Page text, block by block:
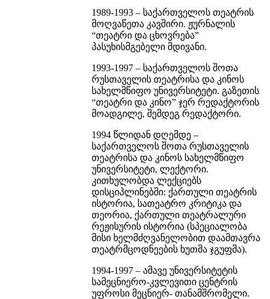
1989-1993 – საქართველოს თეატრის
მოღვაწეთა კავშირი. ჟურნალის
“თეატრი და ცხოვრება”
პასუხისმგებელი მდივანი.
1993-1997 – საქართველოს შოთა
რუსთაველის თეატრისა და კინოს
სახელმწიფო უნივერსიტეტი. გაზეთის
“თეატრი და კინო” ჯერ რედაქტორის
მოადგილე, შემდეგ რედაქტორი.
1994 წლიდან დღემდე –
საქართველოს შოთა რუსთაველის
თეატრისა და კინოს სახელმწიფო
უნივერსიტეტი, ლექტორი.
კითხულობდა ლექციებს
დისციპლინებში: ქართული თეატრის
ისტორია, სათეატრო კრიტიკა და
თეორია, ქართული თეატრალური
რეჟისურის ისტორია (სპეციალობა
მისი ხელმძღვანელობით დაამთავრა
თეატრმცოდნეების ხუთმა ჯგუფმა).
1994-1997 – ამავე უნივერსიტეტის
სამეცნიერო-კვლევითი ცენტრის
უფროსი მეცნიერ- თანამშრომელი.